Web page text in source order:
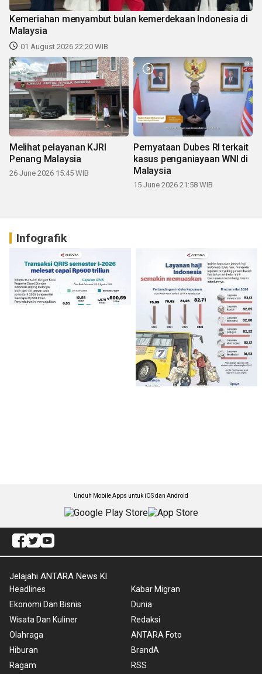
Kemeriahan menyambut bulan kemerdekaan Indonesia di
Malaysia
01 August 2026 22:20 WIB
Melihat pelayanan KJRI
Penang Malaysia
26 June 2026 15:45 WIB
Pernyataan Dubes RI terkait
kasus penganiayaan WNI di
Malaysia
15 June 2026 21:58 WIB
Infografik
Unduh Mobile Apps untuk iOS dan Android
Jelajahi ANTARA News Kl
Headlines
Ekonomi Dan Bisnis
Wisata Dan Kuliner
Olahraga
Hiburan
Ragam
Kabar Migran
Dunia
Redaksi
ANTARA Foto
BrandA
RSS